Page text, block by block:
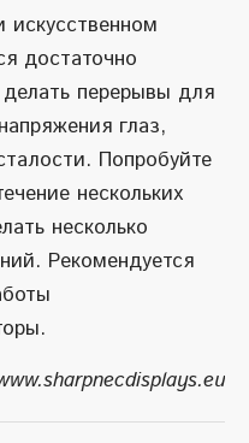
искусственном
достаточно
перерывы для
глаз,
Попробуйте
нескольких
несколько
Рекомендуется